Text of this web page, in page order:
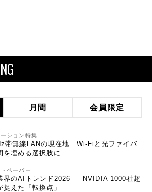
月間 会員限定
ション特集
帯無線LANの現在地 Wi-Fiと光ファイバ
を埋める選択肢に
ペーパー
界のAIトレンド2026 ― NVIDIA 1000社超
捉えた「転換点」